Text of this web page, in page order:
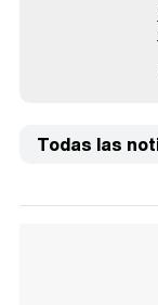
Todas las